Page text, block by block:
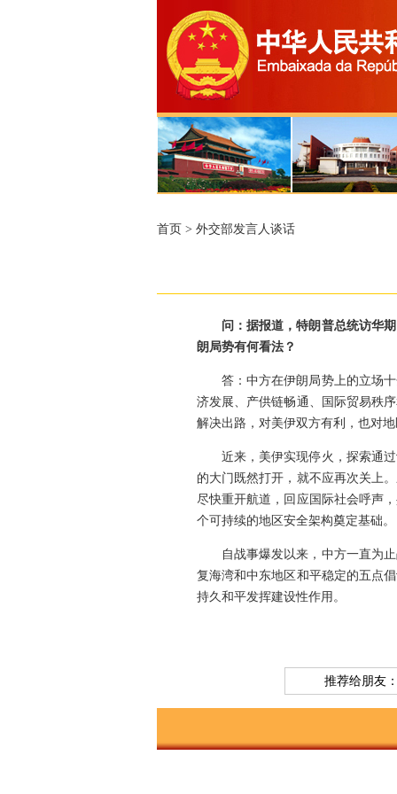
首页 > 外交部发言人谈话
问：据报道，特朗普总统访华
朗局势有何看法？
答：中方在伊朗局势上的立场
济发展、产供链畅通、国际贸易秩
解决出路，对美伊双方有利，也对
近来，美伊实现停火，探索通
的大门既然打开，就不应再次关上
尽快重开航道，回应国际社会呼声
个可持续的地区安全架构奠定基础。
自战事爆发以来，中方一直为
复海湾和中东地区和平稳定的五点
持久和平发挥建设性作用。
推荐给朋友